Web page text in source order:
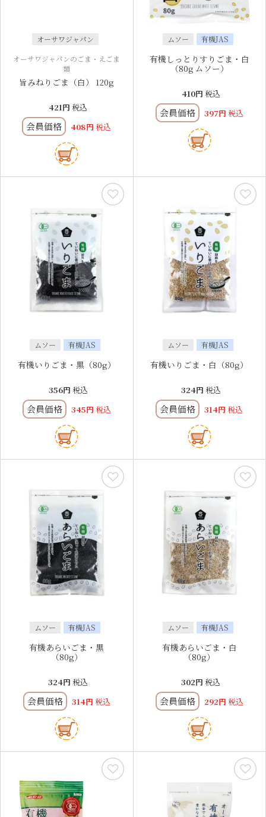
オーサワジャパン
オーサワジャパンのごま・えごま
類
旨みねりごま（白） 120g
421 税込
会員価格 408 税込
ムソー 有機JAS
有機しっとりすりごま・白
（80g ムソー）
410 税込
会員価格 397 税込
ムソー 有機JAS
有機いりごま・黒（80g）
356 税込
会員価格 345 税込
ムソー 有機JAS
有機いりごま・白（80g）
324 税込
会員価格 314 税込
ムソー 有機JAS
有機あらいごま・黒
（80g）
324 税込
会員価格 314 税込
ムソー 有機JAS
有機あらいごま・白
（80g）
302 税込
会員価格 292 税込